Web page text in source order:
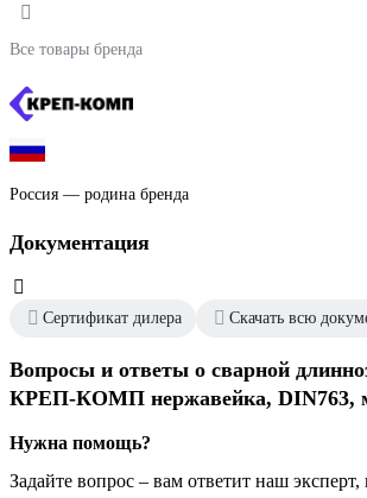
Все товары бренда
Россия — родина бренда
Документация
Сертификат дилера Скачать всю
Вопросы и ответы о сварной
КРЕП-КОМП нержавейка, DIN763,
Нужна помощь?
Задайте вопрос – вам ответит наш эксперт,